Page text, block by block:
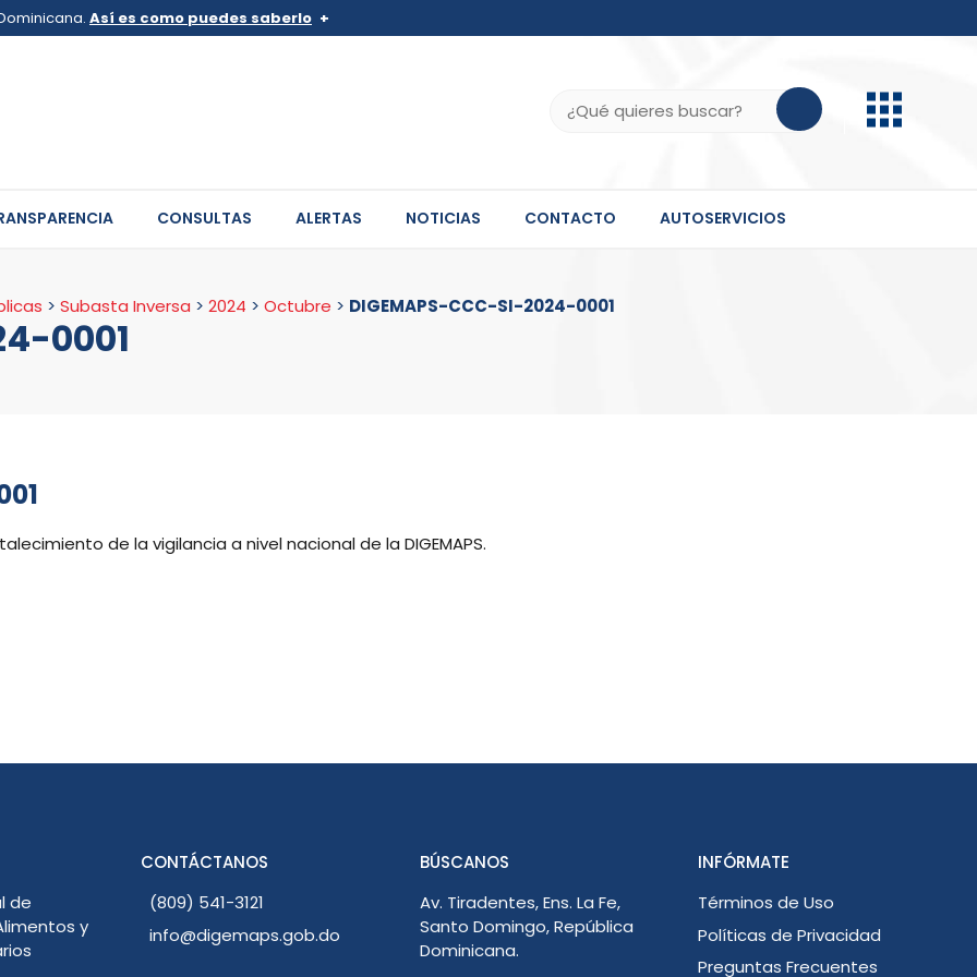
Así es como puedes saberlo
de .gob.do o .gov.do. Comparte información confidencial solo en este tipo de
CONSULTAS ALERTAS NOTICIAS CONTACTO AUTOSERVICIOS
> Subasta Inversa > 2024 > Octubre > DIGEMAPS-CCC-SI-2024-0001
0001
de la vigilancia a nivel nacional de la DIGEMAPS.
de
y
CONTÁCTANOS
(809) 541-3121
info@digemaps.gob.do
BÚSCANOS
Av. Tiradentes, Ens. La Fe,
Santo Domingo, República
Dominicana.
INFÓRMATE
Términos de Uso
Políticas de Privacidad
Preguntas Frecuentes